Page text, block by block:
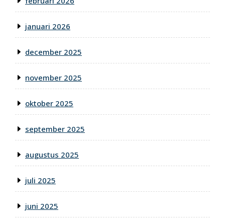
januari 2026
december 2025
november 2025
oktober 2025
september 2025
augustus 2025
juli 2025
juni 2025